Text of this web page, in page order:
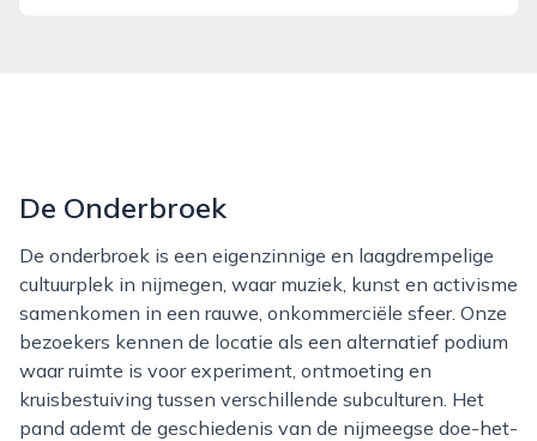
De Onderbroek
De onderbroek is een eigenzinnige en laagdrempelige
cultuurplek in nijmegen, waar muziek, kunst en activisme
samenkomen in een rauwe, onkommerciële sfeer. Onze
bezoekers kennen de locatie als een alternatief podium
waar ruimte is voor experiment, ontmoeting en
kruisbestuiving tussen verschillende subculturen. Het
pand ademt de geschiedenis van de nijmeegse doe-het-